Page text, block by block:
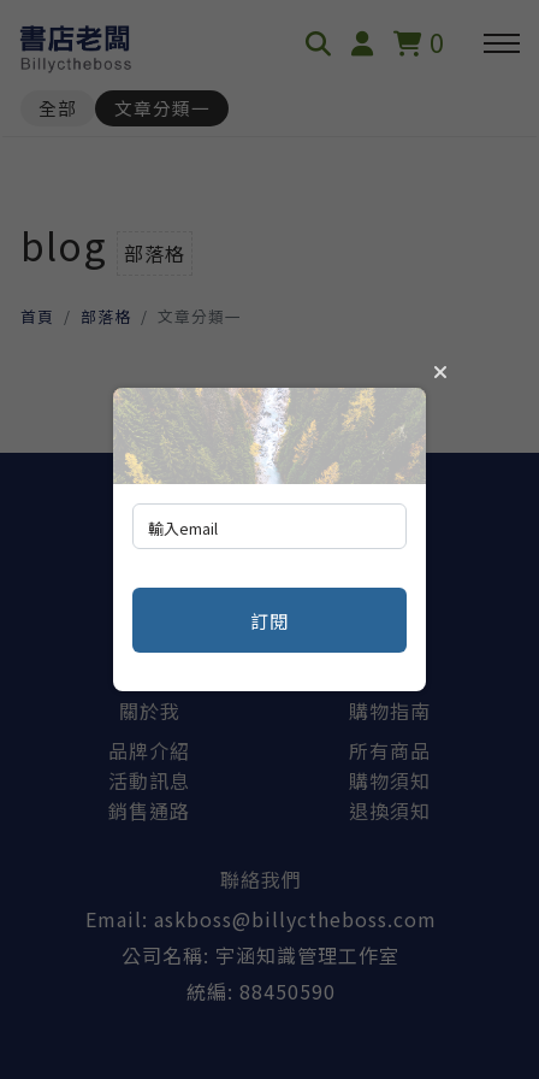
0
全部 文章分類一
blog 部落格
首頁 部落格 文章分類一
關於我
品牌介紹
活動訊息
銷售通路
購物指南
所有商品
購物須知
退換須知
聯絡我們
Email: askboss@billyctheboss.com
公司名稱: 宇涵知識管理工作室
統編: 88450590
訂閱